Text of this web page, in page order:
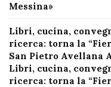
Messina»
Libri, cucina,
ricerca: torna la
San Pietro Avellana
Libri, cucina,
ricerca: torna la